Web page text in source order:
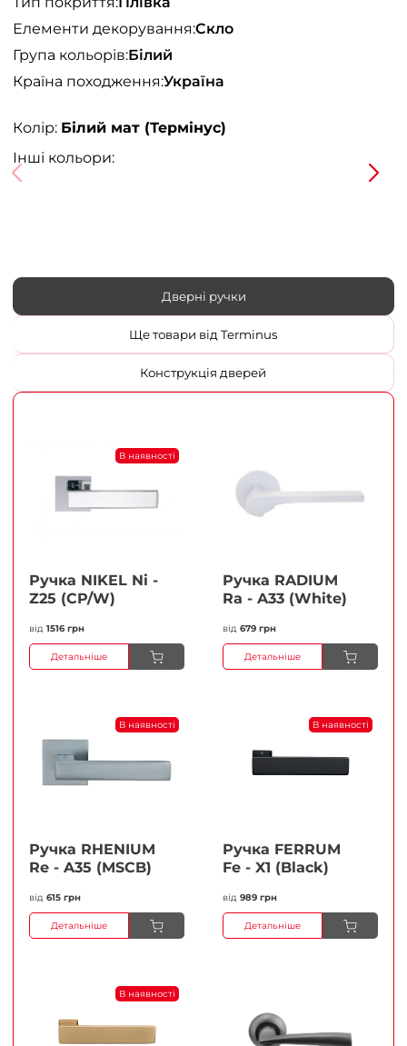
Елементи декорування:Скло
Група кольорів:Білий
Країна походження:Україна
Колір: Білий мат (Термінус)
Інші кольори:
Дверні ручки
Ще товари від Terminus
Конструкція дверей
В наявності
Ручка NIKEL Ni -
Z25 (CP/W)
від 1516 грн
Детальніше
Ручка RADIUM
Ra - A33 (White)
від 679 грн
Детальніше
В наявності
Ручка RHENIUM
Re - A35 (MSCB)
від 615 грн
Детальніше
В наявності
Ручка FERRUМ
Fe - X1 (Black)
від 989 грн
Детальніше
В наявності